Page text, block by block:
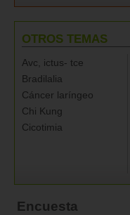
OTROS TEMAS
Avc, ictus- tce
Bradilalia
Cáncer laríngeo
Chi Kung
Cicotimia
Encuesta